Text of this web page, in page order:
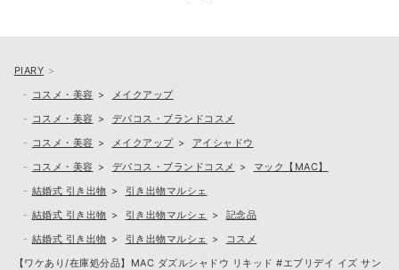
PIARY
コスメ・美容
メイクアップ
コスメ・美容
デパコス・ブランドコスメ
コスメ・美容
メイクアップ
アイシャドウ
コスメ・美容
デパコス・ブランドコスメ
マック【MAC】
結婚式 引き出物
引き出物マルシェ
結婚式 引き出物
引き出物マルシェ
記念品
結婚式 引き出物
引き出物マルシェ
コスメ
【ワケあり/在庫処分品】MAC ダズルシャドウ リキッド #エブリデイ イズ サン